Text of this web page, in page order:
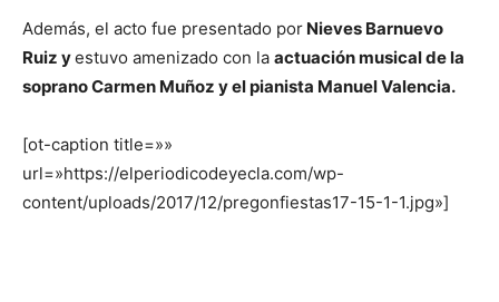
Además, el acto fue presentado por Nieves Barnuevo
Ruiz yestuvo amenizado con la actuación musical de la
soprano Carmen Muñoz y el pianista Manuel Valencia.
[ot-caption title=»»
url=»https://elperiodicodeyecla.com/wp-
content/uploads/2017/12/pregonfiestas17-15-1-1.jpg»]